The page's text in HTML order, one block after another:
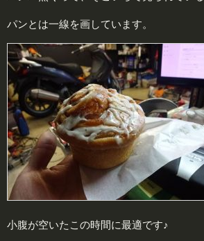
パンとは一線を画しています。
小腹が空いたこの時間に最適です♪